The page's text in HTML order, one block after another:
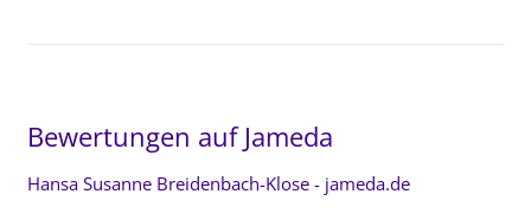
Bewertungen auf Jameda
Hansa Susanne Breidenbach-Klose - jameda.de